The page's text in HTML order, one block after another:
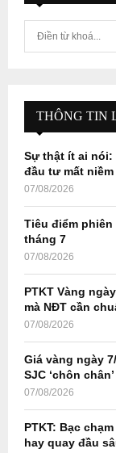
f
r
THÔNG TIN
Sự thật ít ai nói:
đầu tư mất
07/08/2026
Tiêu điểm
tháng 7
07/08/2026
PTKT Vàng
mà NĐT cần
07/08/2026
Giá vàng ngày
SJC ‘chôn
07/08/2026
PTKT: Bạc
hay quay đầu